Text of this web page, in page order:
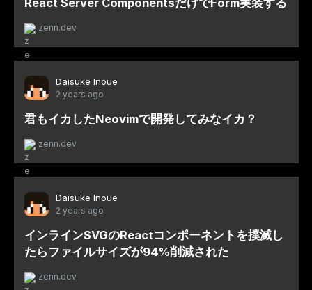
React Server ComponentsだけでForm実装する
zenn.dev
Daisuke Inoue
2 years ago
君もイカしたNeovimで開発してみなイカ？
zenn.dev
Daisuke Inoue
2 years ago
インラインSVGのReactコンポーネントを撲滅し
たらファイルサイズが94%削減された
zenn.dev